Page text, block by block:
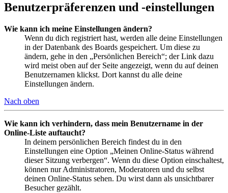
Benutzerpräferenzen und -einstellungen
Wie kann ich meine Einstellungen ändern?
Wenn du dich registriert hast, werden alle deine Einstellungen
in der Datenbank des Boards gespeichert. Um diese zu
ändern, gehe in den „Persönlichen Bereich“; der Link dazu
wird meist oben auf der Seite angezeigt, wenn du auf deinen
Benutzernamen klickst. Dort kannst du alle deine
Einstellungen ändern.
Nach oben
Wie kann ich verhindern, dass mein Benutzername in der
Online-Liste auftaucht?
In deinem persönlichen Bereich findest du in den
Einstellungen eine Option „Meinen Online-Status während
dieser Sitzung verbergen“. Wenn du diese Option einschaltest,
können nur Administratoren, Moderatoren und du selbst
deinen Online-Status sehen. Du wirst dann als unsichtbarer
Besucher gezählt.